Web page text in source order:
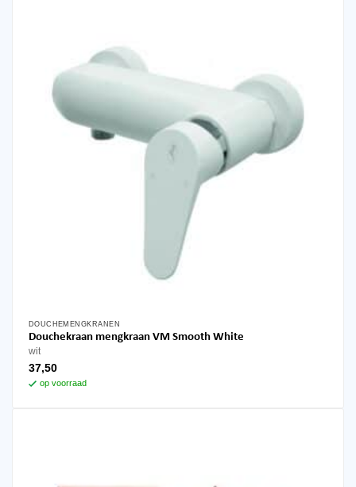
DOUCHEMENGKRANEN
Douchekraan mengkraan VM Smooth White
wit
37,50
op voorraad